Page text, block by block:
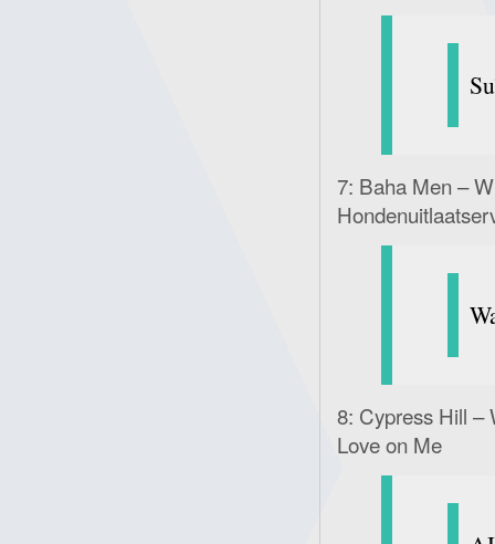
7: Baha Men –
8: Cypress Hill –
Love on Me